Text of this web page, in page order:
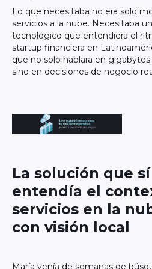
Lo que necesitaba no era solo
servicios a la nube. Necesitaba
tecnológico que entendiera el
startup financiera en
que no solo hablara en
sino en decisiones de negocio
La solución que sí
entendía el
servicios en la
con visión local
María venía de semanas de